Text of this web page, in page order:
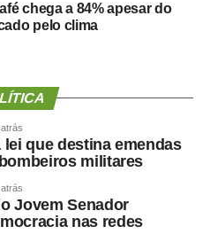
o empresário, pessoas
na palavra empenhada e
tomada por quem pretende
dois dias depois de Maluf
indicação para a vice.
na quarta-feira (5), ele
chega a 84% apesar do
pelo clima
lei que destina emendas
militares
Jovem Senador
nas redes